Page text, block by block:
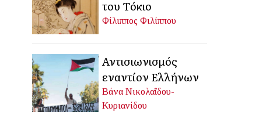
του Τόκιο
Φίλιππος Φιλίππου
Αντισιωνισμός
εναντίον Ελλήνων
Βάνα Νικολαΐδου-
Κυριανίδου